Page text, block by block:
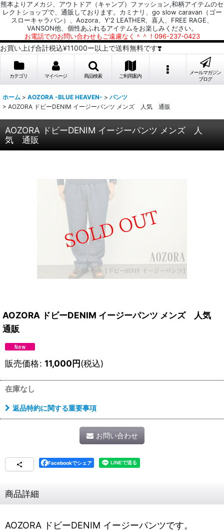
熊本よりアメカジ、アウトドア（キャンプ）ファッション,和柄アイテムのセ
レクトショップで、通販しております。カミナリ、go slow caravan（ゴー
スローキャラバン）、Aozora、Y'2 LEATHER、喜人、FREE RAGE、
VANSON他、個性あふれるアイテムをお楽しみください。
お電話でのお問い合わせもご遠慮なく＾＾！096-237-0423
お買い上げ合計税込¥11000ー以上で送料無料です❣️
カテゴリ マイページ 商品検索 ご利用案内
メールマガジン
ブログ
ホーム > AOZORA -BLUE HEAVEN- > パンツ
> AOZORA ドビーDENIM イージーパンツ メンズ 人気 通販
AOZORA ドビーDENIM イージーパンツ メンズ 人
気 通販
AOZORA ドビーDENIM イージーパンツ メンズ 人気
通販
販売価格: 11,000円(税込)
在庫なし
返品特約に関する重要事項
お問い合わせ
Facebookでシェア
商品詳細
AOZORA ドビーDENIM イージーパンツです。